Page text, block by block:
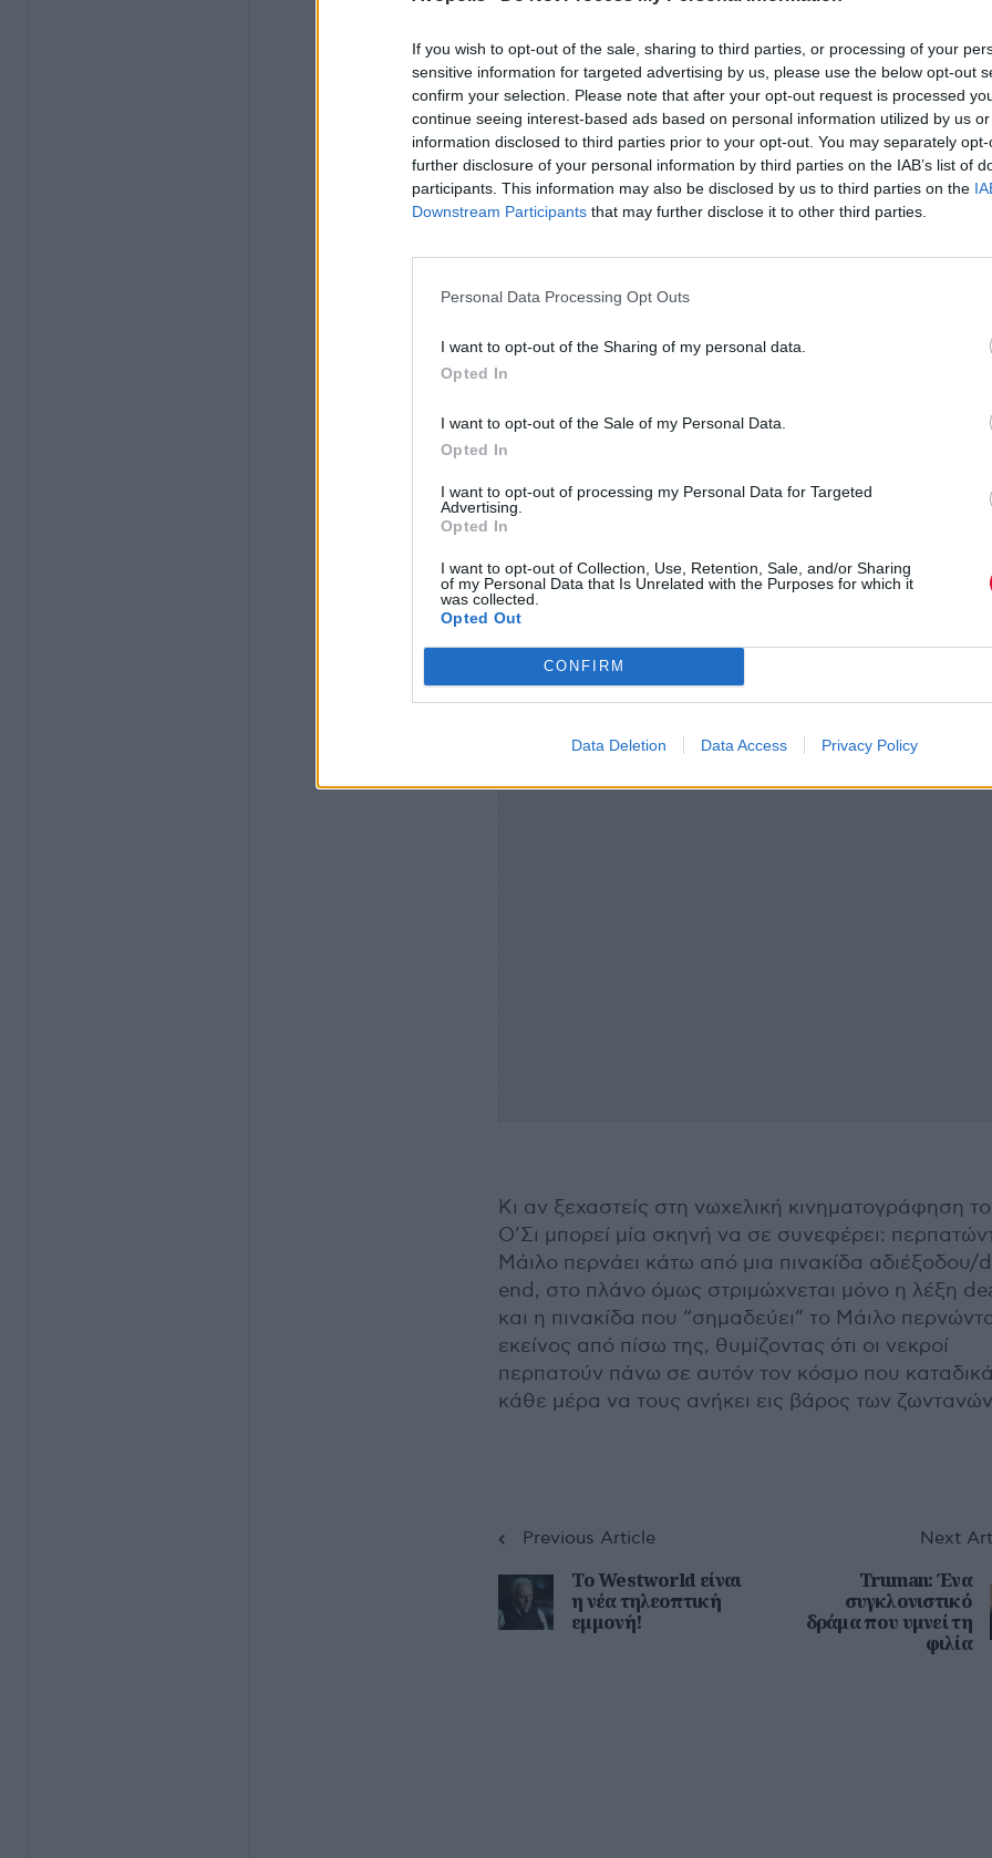
If you wish to opt-out of the sale, sharing to third parties, or processing of your
sensitive information for targeted advertising by us, please use the below opt-out
confirm your selection. Please note that after your opt-out request is processed
continue seeing interest-based ads based on personal information utilized by us
information disclosed to third parties prior to your opt-out. You may separately
further disclosure of your personal information by third parties on the IAB’s list of
participants. This information may also be disclosed by us to third parties on the
Downstream Participants that may further disclose it to other third parties.
Personal Data Processing Opt Outs
I want to opt-out of the Sharing of my personal data.
Opted In
I want to opt-out of the Sale of my Personal Data.
Opted In
I want to opt-out of processing my Personal Data for Targeted
Advertising.
Opted In
I want to opt-out of Collection, Use, Retention, Sale, and/or Sharing
of my Personal Data that Is Unrelated with the Purposes for which it
was collected.
Opted Out
CONFIRM
Data Deletion Data Access Privacy Policy
πόνο της συνειδητοποίησης της πηγής της: του
Γιατί αν κλασικά αναζητώντας πίσω από το πέπλο η
βαμπιρική αναζήτηση βαραίνει την υπαρξιακή
με το αδιέξοδό της, εδώ συνεπικουρείται από τη
του χρόνου που υπάρχει για να δείχνει το τέλος
να προκαλεί έναν πολύ πιο οικείο προβληματισμό
εκείνον της αέναης αναζήτησης - πιο αβάσταχτο ή
Κι αν ξεχαστείς στη νωχελική κινηματογράφηση
Ο’Σι μπορεί μία σκηνή να σε συνεφέρει:
Μάιλο περνάει κάτω από μια πινακίδα αδιέξοδου/
end, στο πλάνο όμως στριμώχνεται μόνο η λέξη
και η πινακίδα που “σημαδεύει” το Μάιλο
εκείνος από πίσω της, θυμίζοντας ότι οι νεκροί
περπατούν πάνω σε αυτόν τον κόσμο που
κάθε μέρα να τους ανήκει εις βάρος των
Previous Article
Το Westworld είναι
η νέα τηλεοπτική
εμμονή!
Next
Truman: Ένα
συγκλονιστικό
δράμα που υμνεί τη
φιλία